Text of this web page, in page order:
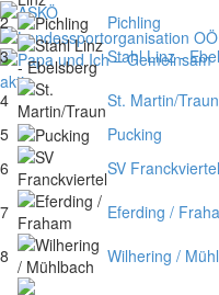
2
Pichling
3
Stahl Linz -
4
St. Martin/Traun
5
Pucking
6
SV Franckviertel
7
Eferding /
8
Wilhering /